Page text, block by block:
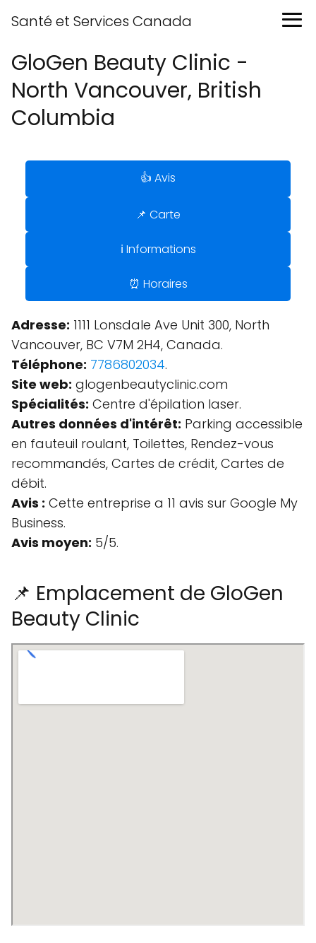
Santé et Services Canada
GloGen Beauty Clinic -
North Vancouver, British
Columbia
👍 Avis
📌 Carte
ℹ️ Informations
⏰ Horaires
Adresse: 1111 Lonsdale Ave Unit 300, North
Vancouver, BC V7M 2H4, Canada.
Téléphone: 7786802034.
Site web: glogenbeautyclinic.com
Spécialités: Centre d'épilation laser.
Autres données d'intérêt: Parking accessible
en fauteuil roulant, Toilettes, Rendez-vous
recommandés, Cartes de crédit, Cartes de
débit.
Avis : Cette entreprise a 11 avis sur Google My
Business.
Avis moyen: 5/5.
📌 Emplacement de GloGen
Beauty Clinic